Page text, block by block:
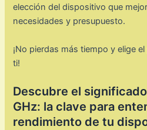
elección del dispositivo que
necesidades y presupuesto.
¡No pierdas más tiempo y elige
ti!
Descubre el
GHz: la clave para
rendimiento de tu